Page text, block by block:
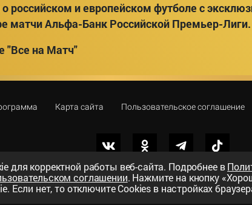
и европейском футболе с
матчи Альфа-Банк Российской Премьер-Лиги.
"Все на Матч"
Карта сайта Пользовательское соглашение
телеканал»
корректной работы веб-сайта. Подробнее в
соглашении. Нажмите на кнопку
Если нет, то отключите Cookies в настройках